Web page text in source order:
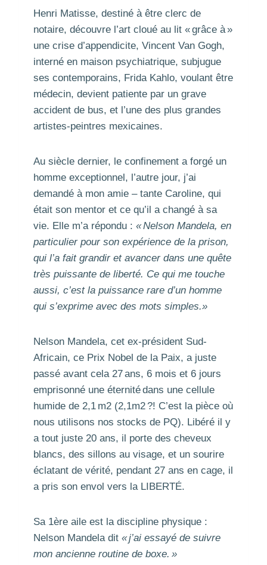
Henri Matisse, destiné à être clerc de
notaire, découvre l’art cloué au lit « grâce à »
une crise d’appendicite, Vincent Van Gogh,
interné en maison psychiatrique, subjugue
ses contemporains, Frida Kahlo, voulant être
médecin, devient patiente par un grave
accident de bus, et l’une des plus grandes
artistes-peintres mexicaines.
Au siècle dernier, le confinement a forgé un
homme exceptionnel, l’autre jour, j’ai
demandé à mon amie – tante Caroline, qui
était son mentor et ce qu’il a changé à sa
vie. Elle m’a répondu : « Nelson Mandela, en
particulier pour son expérience de la prison,
qui l’a fait grandir et avancer dans une quête
très puissante de liberté. Ce qui me touche
aussi, c’est la puissance rare d’un homme
qui s’exprime avec des mots simples.»
Nelson Mandela, cet ex-président Sud-
Africain, ce Prix Nobel de la Paix, a juste
passé avant cela 27 ans, 6 mois et 6 jours
emprisonné une éternité dans une cellule
humide de 2,1 m2 (2,1m2 ?! C’est la pièce où
nous utilisons nos stocks de PQ). Libéré il y
a tout juste 20 ans, il porte des cheveux
blancs, des sillons au visage, et un sourire
éclatant de vérité, pendant 27 ans en cage, il
a pris son envol vers la LIBERTÉ.
Sa 1ère aile est la discipline physique :
Nelson Mandela dit « j’ai essayé de suivre
mon ancienne routine de boxe. »